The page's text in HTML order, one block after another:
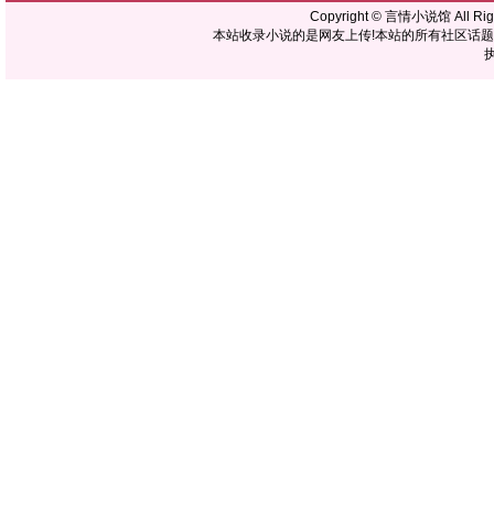
Copyright © 言情小说馆All
本站收录小说的是网友上传!本站的所有社区话